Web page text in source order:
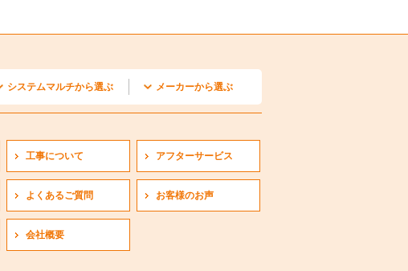
システムマルチから選ぶ
マルチ天井カセット1方向形
マルチ天井カセット2方向形
マルチ壁埋込形
マルチフリービルトイン形
マルチ床置形
マルチ天井カセット小能力形
マルチ壁掛形
マルチ室外機
メーカーから選ぶ
ダイキン
三菱電機
日立
三菱重工
パナソニック
工事について アフターサービス
よくあるご質問 お客様のお声
会社概要